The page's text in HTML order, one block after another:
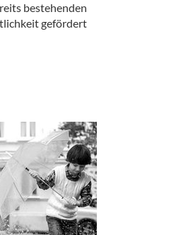
bestehenden
gefördert